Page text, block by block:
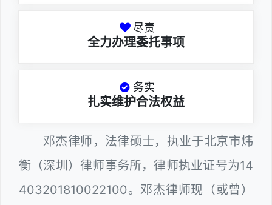
尽责
全力办理委托事项
务实
扎实维护合法权益
邓杰律师，法律硕士，执业于北京市炜
衡（深圳）律师事务所，律师执业证号为14
403201810022100。邓杰律师现（或曾）